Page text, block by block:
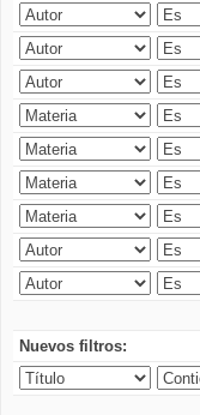
Nuevos filtros: